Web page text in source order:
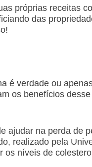
próprias receitas
das
é verdade ou
os benefícios
ajudar na perda de
realizado pela
os níveis de